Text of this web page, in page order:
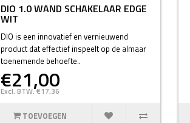
DIO 1.0 WAND SCHAKELAAR EDGE
WIT
DIO is een innovatief en vernieuwend
product dat effectief inspeelt op de almaar
toenemende behoefte..
€21,00
Excl. BTW: €17,36
TOEVOEGEN